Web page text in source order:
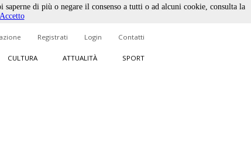
Registrati Login Contatti
CULTURA ATTUALITÀ SPORT
di più o negare il consenso a tutti o ad alcuni cookie, consulta la
Accetto